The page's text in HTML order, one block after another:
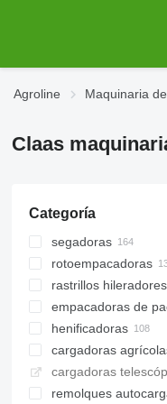
Agroline Maquinaria
Claas
Categoría
segadoras
segadoras
segadoras
segadoras
rotoempacadoras
rastrillos hileradores
empacadoras de
henificadoras
cargadoras
cargadoras
remolques